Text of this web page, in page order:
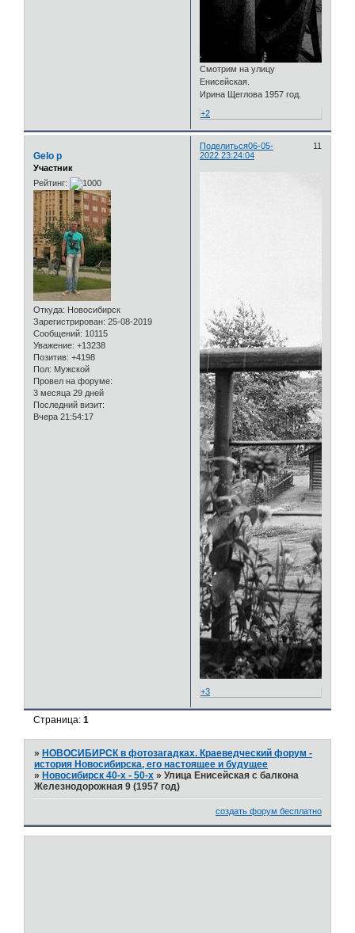
Смотрим на улицу
Енисейская.
Ирина Щеглова 1957 год.
+2
Поделиться 11
06-05-
2022 23:24:04
Gelo p
Участник
Рейтинг:
Откуда: Новосибирск
Зарегистрирован: 25-08-2019
Сообщений: 10115
Уважение: +13238
Позитив: +4198
Пол: Мужской
Провел на форуме:
3 месяца 29 дней
Последний визит:
Вчера 21:54:17
+3
Страница:1
»НОВОСИБИРСК в фотозагадках. Краеведческий форум -
история Новосибирска, его настоящее и будущее
»Новосибирск 40-х - 50-х »Улица Енисейская с балкона
Железнодорожная 9 (1957 год)
создать форум бесплатно